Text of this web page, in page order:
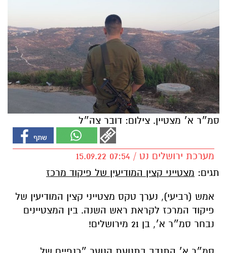
סמ״ר א׳ מצטיין. צילום: דובר צה״ל
מערכת ירושלים נט / 07:54 15.09.22
תגים: מצטייני קצין המודיעין של פיקוד מרכז
אמש (רביעי), נערך טקס מצטייני קצין המודיעין של
פיקוד המרכז לקראת ראש השנה. בין המצטיינים
נבחר סמ״ר א׳, בן 21 מירושלים!